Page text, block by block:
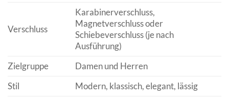
Verschluss
Karabinerverschluss,
Magnetverschluss oder
Schiebeverschluss (je nach
Ausführung)
Zielgruppe
Damen und Herren
Stil
Modern, klassisch, elegant, lässig